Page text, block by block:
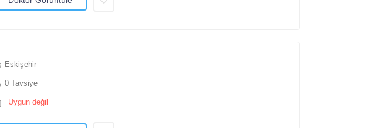
Eskişehir
0 Tavsiye
Uygun değil